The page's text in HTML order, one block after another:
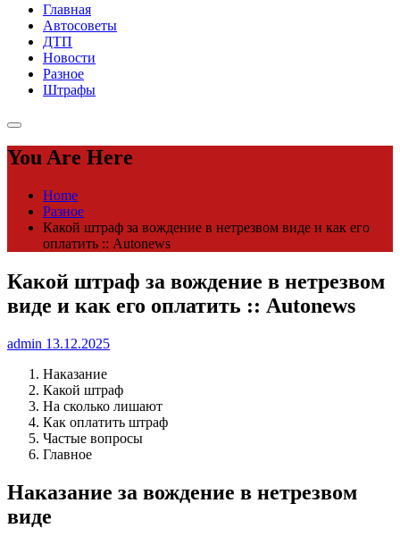
Главная
Автосоветы
ДТП
Новости
Разное
Штрафы
You Are Here
Home
Разное
Какой штраф за вождение в нетрезвом виде и как его
оплатить :: Autonews
Какой штраф за вождение в нетрезвом
виде и как его оплатить :: Autonews
admin 13.12.2025
Наказание
Какой штраф
На сколько лишают
Как оплатить штраф
Частые вопросы
Главное
Наказание за вождение в нетрезвом
виде